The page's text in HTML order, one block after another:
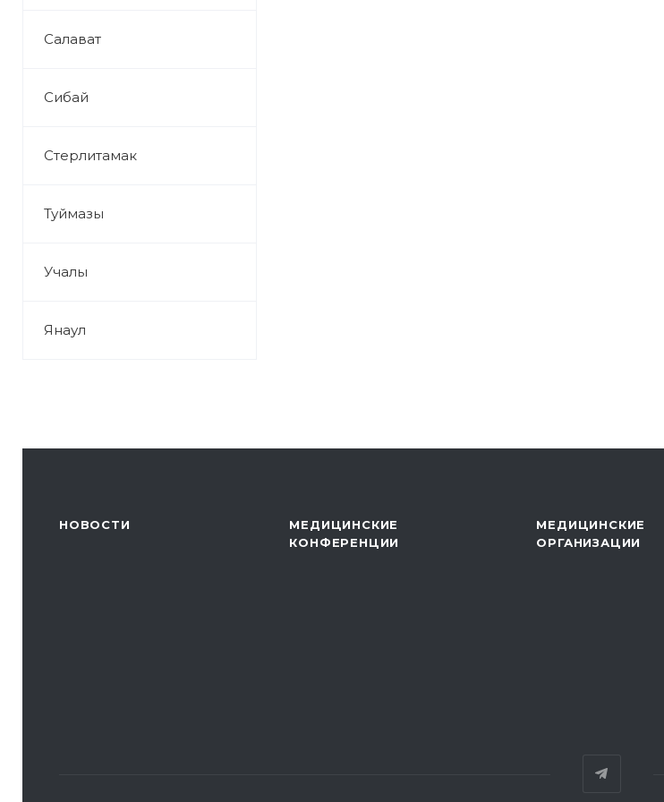
Салават
Сибай
Стерлитамак
Туймазы
Учалы
Янаул
НОВОСТИ
МЕДИЦИНСКИЕ
КОНФЕРЕНЦИИ
МЕДИЦИНСКИЕ
ОРГАНИЗАЦИИ